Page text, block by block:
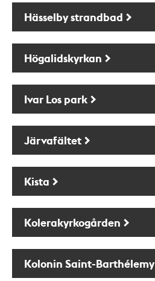
Hässelby strandbad
Högalidskyrkan
Ivar Los park
Järvafältet
Kista
Kolerakyrkogården
Kolonin Saint-Barthélemy